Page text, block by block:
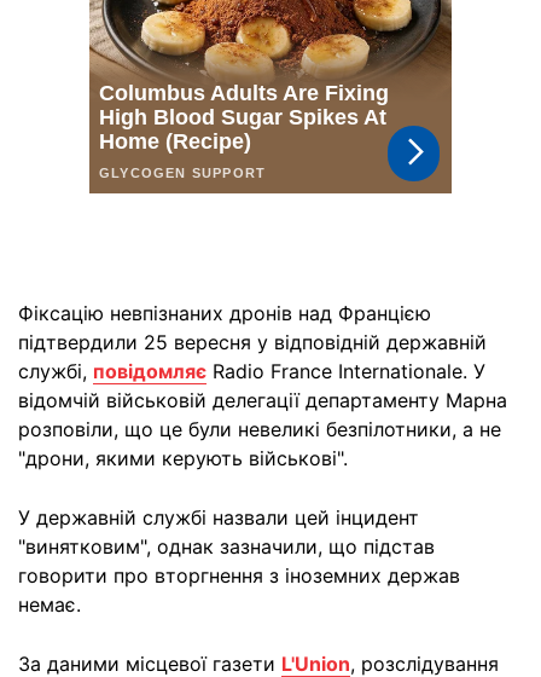
Фіксацію невпізнаних дронів над Францією
підтвердили 25 вересня у відповідній державній
службі, повідомляє Radio France Internationale. У
відомчій військовій делегації департаменту Марна
розповіли, що це були невеликі безпілотники, а не
"дрони, якими керують військові".
У державній службі назвали цей інцидент
"винятковим", однак зазначили, що підстав
говорити про вторгнення з іноземних держав
немає.
За даними місцевої газети L'Union, розслідування